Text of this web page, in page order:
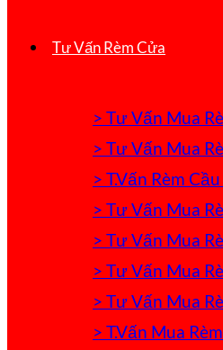
Tư Vấn Rèm Cửa
> Tư Vấn Mua
> Tư Vấn Mua
> T.Vấn Rèm
> Tư Vấn Mua
> Tư Vấn Mua
> Tư Vấn Mua
> Tư Vấn Mua
> T.Vấn Mua